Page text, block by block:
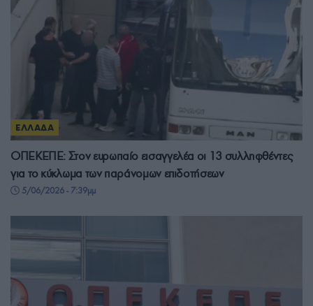
ΕΛΛΑΔΑ
ΟΠΕΚΕΠΕ: Στον ευρωπαίο εισαγγελέα οι 13 συλληφθέντες
για το κύκλωμα των παράνομων επιδοτήσεων
5/06/2026 - 7:39μμ